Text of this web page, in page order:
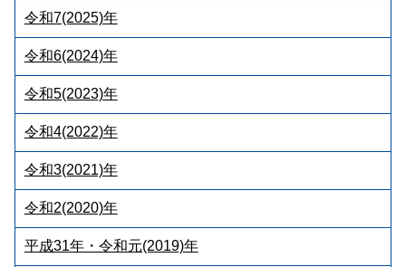
令和7(2025)年
令和6(2024)年
令和5(2023)年
令和4(2022)年
令和3(2021)年
令和2(2020)年
平成31年・令和元(2019)年